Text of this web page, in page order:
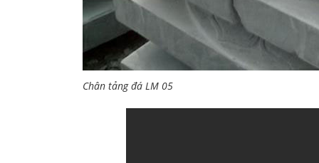
Chân tảng đá LM 05